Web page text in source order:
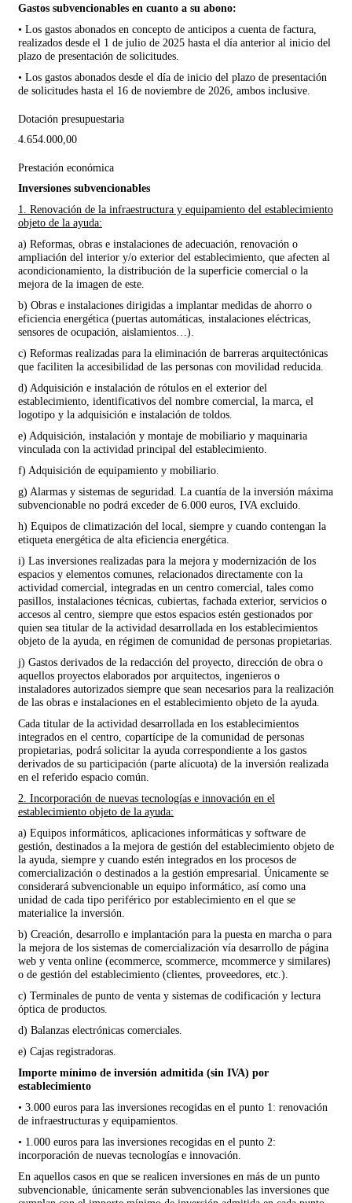
Gastos subvencionables en cuanto a su abono:
• Los gastos abonados en concepto de anticipos a cuenta de factura,
realizados desde el 1 de julio de 2025 hasta el día anterior al inicio del
plazo de presentación de solicitudes.
• Los gastos abonados desde el día de inicio del plazo de presentación
de solicitudes hasta el 16 de noviembre de 2026, ambos inclusive.
Dotación presupuestaria
4.654.000,00
Prestación económica
Inversiones subvencionables
1. Renovación de la infraestructura y equipamiento del establecimiento
objeto de la ayuda:
a) Reformas, obras e instalaciones de adecuación, renovación o
ampliación del interior y/o exterior del establecimiento, que afecten al
acondicionamiento, la distribución de la superficie comercial o la
mejora de la imagen de este.
b) Obras e instalaciones dirigidas a implantar medidas de ahorro o
eficiencia energética (puertas automáticas, instalaciones eléctricas,
sensores de ocupación, aislamientos…).
c) Reformas realizadas para la eliminación de barreras arquitectónicas
que faciliten la accesibilidad de las personas con movilidad reducida.
d) Adquisición e instalación de rótulos en el exterior del
establecimiento, identificativos del nombre comercial, la marca, el
logotipo y la adquisición e instalación de toldos.
e) Adquisición, instalación y montaje de mobiliario y maquinaria
vinculada con la actividad principal del establecimiento.
f) Adquisición de equipamiento y mobiliario.
g) Alarmas y sistemas de seguridad. La cuantía de la inversión máxima
subvencionable no podrá exceder de 6.000 euros, IVA excluido.
h) Equipos de climatización del local, siempre y cuando contengan la
etiqueta energética de alta eficiencia energética.
i) Las inversiones realizadas para la mejora y modernización de los
espacios y elementos comunes, relacionados directamente con la
actividad comercial, integradas en un centro comercial, tales como
pasillos, instalaciones técnicas, cubiertas, fachada exterior, servicios o
accesos al centro, siempre que estos espacios estén gestionados por
quien sea titular de la actividad desarrollada en los establecimientos
objeto de la ayuda, en régimen de comunidad de personas propietarias.
j) Gastos derivados de la redacción del proyecto, dirección de obra o
aquellos proyectos elaborados por arquitectos, ingenieros o
instaladores autorizados siempre que sean necesarios para la realización
de las obras e instalaciones en el establecimiento objeto de la ayuda.
Cada titular de la actividad desarrollada en los establecimientos
integrados en el centro, copartícipe de la comunidad de personas
propietarias, podrá solicitar la ayuda correspondiente a los gastos
derivados de su participación (parte alícuota) de la inversión realizada
en el referido espacio común.
2. Incorporación de nuevas tecnologías e innovación en el
establecimiento objeto de la ayuda:
a) Equipos informáticos, aplicaciones informáticas y software de
gestión, destinados a la mejora de gestión del establecimiento objeto de
la ayuda, siempre y cuando estén integrados en los procesos de
comercialización o destinados a la gestión empresarial. Únicamente se
considerará subvencionable un equipo informático, así como una
unidad de cada tipo periférico por establecimiento en el que se
materialice la inversión.
b) Creación, desarrollo e implantación para la puesta en marcha o para
la mejora de los sistemas de comercialización vía desarrollo de página
web y venta online (ecommerce, scommerce, mcommerce y similares)
o de gestión del establecimiento (clientes, proveedores, etc.).
c) Terminales de punto de venta y sistemas de codificación y lectura
óptica de productos.
d) Balanzas electrónicas comerciales.
e) Cajas registradoras.
Importe mínimo de inversión admitida (sin IVA) por
establecimiento
• 3.000 euros para las inversiones recogidas en el punto 1: renovación
de infraestructuras y equipamientos.
• 1.000 euros para las inversiones recogidas en el punto 2:
incorporación de nuevas tecnologías e innovación.
En aquellos casos en que se realicen inversiones en más de un punto
subvencionable, únicamente serán subvencionables las inversiones que